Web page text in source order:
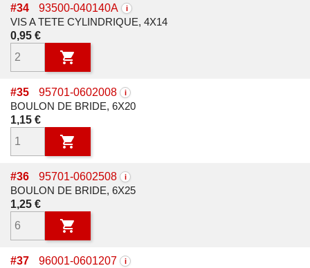
#34 93500-040140A i
VIS A TETE CYLINDRIQUE, 4X14
Prix
0,95 €

#35 95701-0602008 i
BOULON DE BRIDE, 6X20
Prix
1,15 €

#36 95701-0602508 i
BOULON DE BRIDE, 6X25
Prix
1,25 €

#37 96001-0601207 i